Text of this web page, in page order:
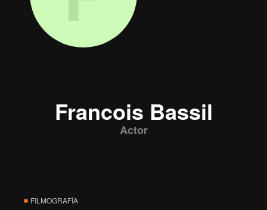
Francois Bassil
Actor
FILMOGRAFÍA